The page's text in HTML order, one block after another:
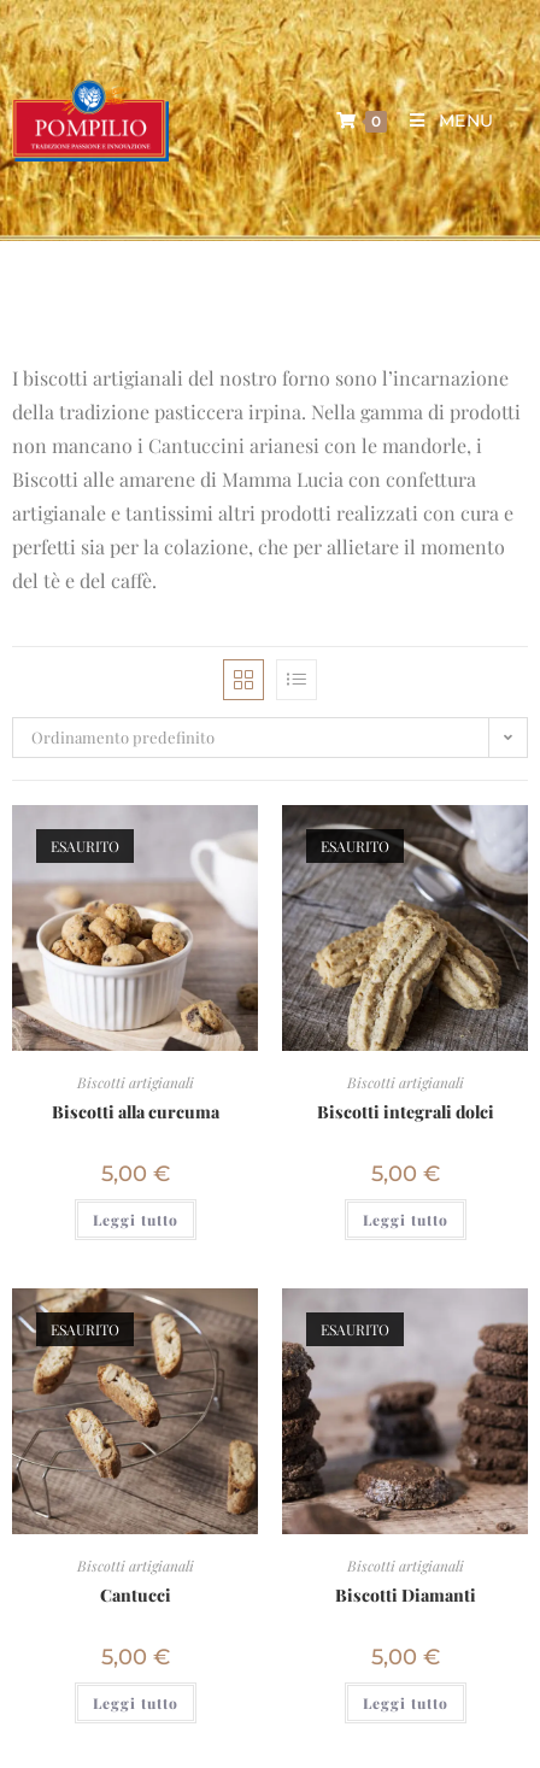
0 MENU
I biscotti artigianali del nostro forno sono l’incarnazione
della tradizione pasticcera irpina. Nella gamma di prodotti
non mancano i Cantuccini arianesi con le mandorle, i
Biscotti alle amarene di Mamma Lucia con confettura
artigianale e tantissimi altri prodotti realizzati con cura e
perfetti sia per la colazione, che per allietare il momento
del tè e del caffè.
Ordinamento predefinito
ESAURITO
Biscotti artigianali
Biscotti alla curcuma
5,00 €
Leggi tutto
ESAURITO
Biscotti artigianali
Biscotti integrali dolci
5,00 €
Leggi tutto
ESAURITO
Biscotti artigianali
Cantucci
5,00 €
Leggi tutto
ESAURITO
Biscotti artigianali
Biscotti Diamanti
5,00 €
Leggi tutto